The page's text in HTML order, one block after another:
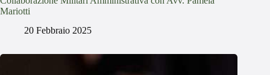
Mariotti
20 Febbraio 2025